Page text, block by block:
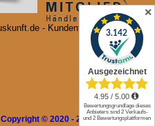
Copyright © 2020 - 2026 Rolladen
✕